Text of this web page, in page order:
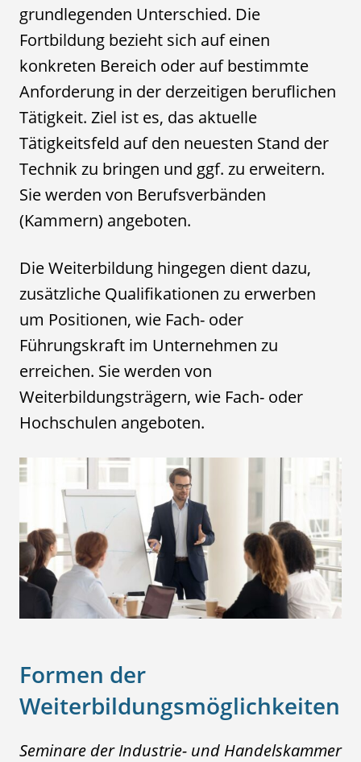
grundlegenden Unterschied. Die
Fortbildung bezieht sich auf einen
konkreten Bereich oder auf bestimmte
Anforderung in der derzeitigen beruflichen
Tätigkeit. Ziel ist es, das aktuelle
Tätigkeitsfeld auf den neuesten Stand der
Technik zu bringen und ggf. zu erweitern.
Sie werden von Berufsverbänden
(Kammern) angeboten.
Die Weiterbildung hingegen dient dazu,
zusätzliche Qualifikationen zu erwerben
um Positionen, wie Fach- oder
Führungskraft im Unternehmen zu
erreichen. Sie werden von
Weiterbildungsträgern, wie Fach- oder
Hochschulen angeboten.
Formen der
Weiterbildungsmöglichkeiten
Seminare der Industrie- und Handelskammer